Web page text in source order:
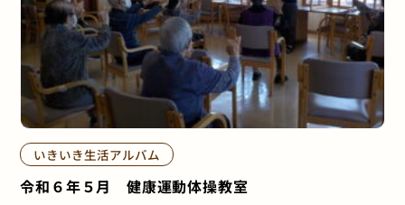
いきいき生活アルバム
令和６年５月 健康運動体操教室